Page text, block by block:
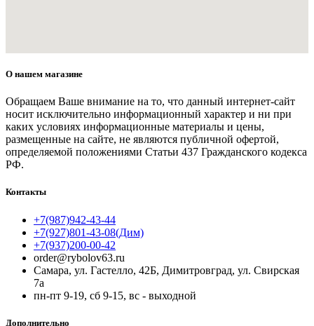
О нашем магазине
Обращаем Ваше внимание на то, что данный интернет-сайт
носит исключительно информационный характер и ни при
каких условиях информационные материалы и цены,
размещенные на сайте, не являются публичной офертой,
определяемой положениями Статьи 437 Гражданского кодекса
РФ.
Контакты
+7(987)942-43-44
+7(927)801-43-08(Дим)
+7(937)200-00-42
order@rybolov63.ru
Самара, ул. Гастелло, 42Б, Димитровград, ул. Свирская
7а
пн-пт 9-19, сб 9-15, вс - выходной
Дополнительно